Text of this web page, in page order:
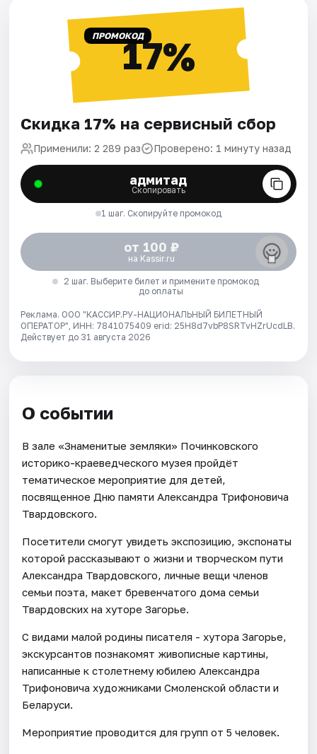
ПРОМОКОД17%
Скидка 17% на сервисный сбор
Применили: 2 289 раз Проверено: 1 минуту назад
адмитад
Скопировать
1 шаг. Скопируйте промокод
от 100 ₽
на Kassir.ru
2 шаг. Выберите билет и примените промокод
до оплаты
Реклама. ООО "КАССИР.РУ-НАЦИОНАЛЬНЫЙ БИЛЕТНЫЙ
ОПЕРАТОР", ИНН: 7841075409 erid: 25H8d7vbP8SRTvHZrUcdLB.
Действует до 31 августа 2026
О событии
В зале «Знаменитые земляки» Починковского
историко-краеведческого музея пройдёт
тематическое мероприятие для детей,
посвященное Дню памяти Александра Трифоновича
Твардовского.
Посетители смогут увидеть экспозицию, экспонаты
которой рассказывают о жизни и творческом пути
Александра Твардовского, личные вещи членов
семьи поэта, макет бревенчатого дома семьи
Твардовских на хуторе Загорье.
С видами малой родины писателя - хутора Загорье,
экскурсантов познакомят живописные картины,
написанные к столетнему юбилею Александра
Трифоновича художниками Смоленской области и
Беларуси.
Мероприятие проводится для групп от 5 человек.